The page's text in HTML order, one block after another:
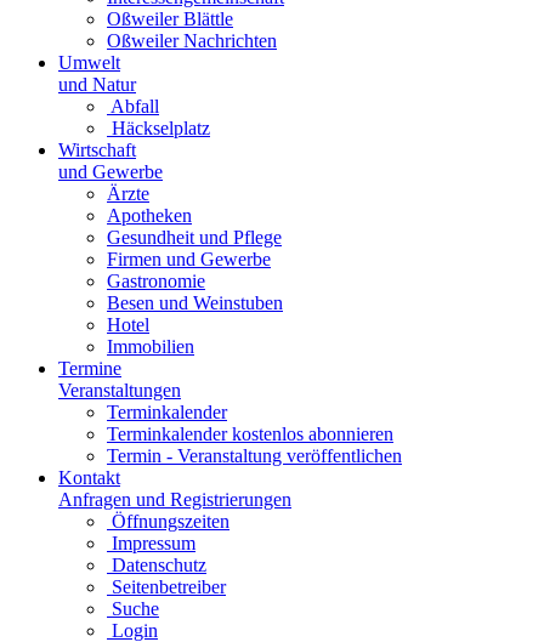
Oßweiler Blättle
Oßweiler Nachrichten
Umwelt
und Natur
Abfall
Häckselplatz
Wirtschaft
und Gewerbe
Ärzte
Apotheken
Gesundheit und Pflege
Firmen und Gewerbe
Gastronomie
Besen und Weinstuben
Hotel
Immobilien
Termine
Veranstaltungen
Terminkalender
Terminkalender kostenlos abonnieren
Termin - Veranstaltung veröffentlichen
Kontakt
Anfragen und Registrierungen
Öffnungszeiten
Impressum
Datenschutz
Seitenbetreiber
Suche
Login